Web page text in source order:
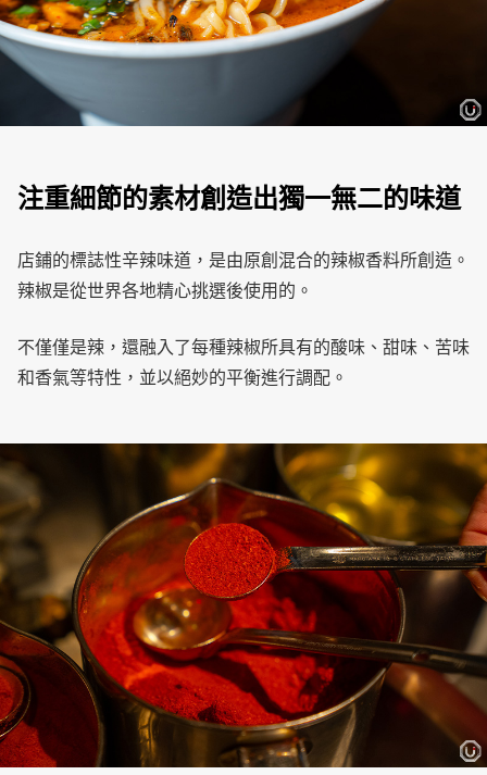
注重細節的素材創造出獨一無二的味道
店鋪的標誌性辛辣味道，是由原創混合的辣椒香料所創造。
辣椒是從世界各地精心挑選後使用的。
不僅僅是辣，還融入了每種辣椒所具有的酸味、甜味、苦味
和香氣等特性，並以絕妙的平衡進行調配。